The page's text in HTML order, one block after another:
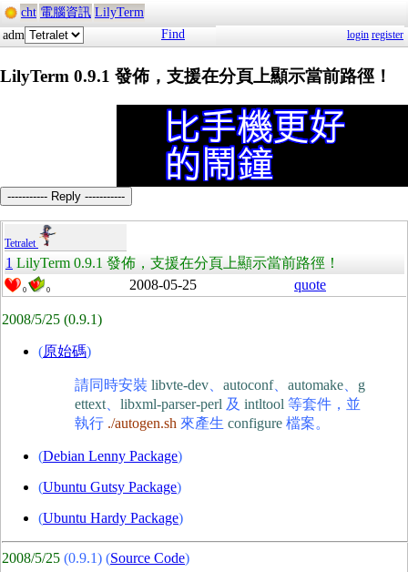
cht 電腦資訊 LilyTerm
adm
Find login register
LilyTerm 0.9.1 發佈，支援在分頁上顯示當前路徑！
----------- Reply -----------
Tetralet
1 LilyTerm 0.9.1 發佈，支援在分頁上顯示當前路徑！
0 0 2008-05-25 quote
2008/5/25 (0.9.1)
(原始碼)
請同時安裝 libvte-dev、 autoconf、 automake、 g
ettext、 libxml-parser-perl 及 intltool 等套件，並
執行 ./autogen.sh 來產生 configure 檔案。
(Debian Lenny Package)
(Ubuntu Gutsy Package)
(Ubuntu Hardy Package)
2008/5/25 (0.9.1) (Source Code)